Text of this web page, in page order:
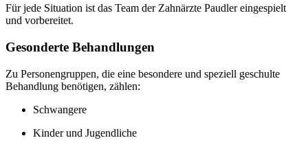
Für jede Situation ist das Team der Zahnärzte Paudler eingespielt
und vorbereitet.
Gesonderte Behandlungen
Zu Personengruppen, die eine besondere und speziell geschulte
Behandlung benötigen, zählen:
Schwangere
Kinder und Jugendliche